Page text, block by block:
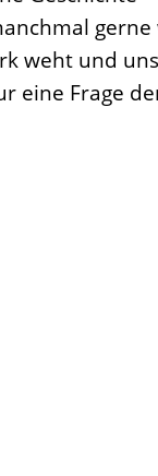
weht und
eine Frage